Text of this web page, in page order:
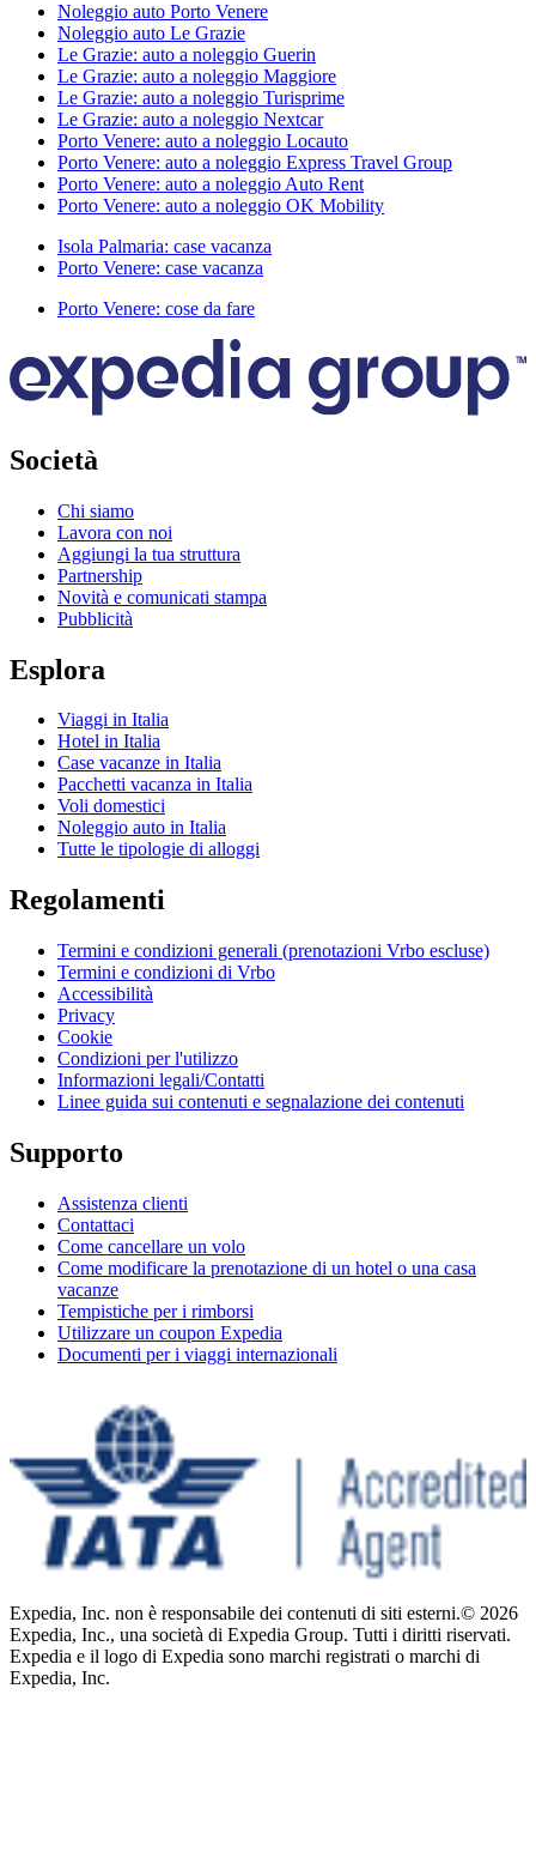
Noleggio auto Porto Venere
Noleggio auto Le Grazie
Le Grazie: auto a noleggio Guerin
Le Grazie: auto a noleggio Maggiore
Le Grazie: auto a noleggio Turisprime
Le Grazie: auto a noleggio Nextcar
Porto Venere: auto a noleggio Locauto
Porto Venere: auto a noleggio Express Travel Group
Porto Venere: auto a noleggio Auto Rent
Porto Venere: auto a noleggio OK Mobility
Isola Palmaria: case vacanza
Porto Venere: case vacanza
Porto Venere: cose da fare
Società
Chi siamo
Lavora con noi
Aggiungi la tua struttura
Partnership
Novità e comunicati stampa
Pubblicità
Esplora
Viaggi in Italia
Hotel in Italia
Case vacanze in Italia
Pacchetti vacanza in Italia
Voli domestici
Noleggio auto in Italia
Tutte le tipologie di alloggi
Regolamenti
Termini e condizioni generali (prenotazioni Vrbo escluse)
Termini e condizioni di Vrbo
Accessibilità
Privacy
Cookie
Condizioni per l'utilizzo
Informazioni legali/Contatti
Linee guida sui contenuti e segnalazione dei contenuti
Supporto
Assistenza clienti
Contattaci
Come cancellare un volo
Come modificare la prenotazione di un hotel o una casa
vacanze
Tempistiche per i rimborsi
Utilizzare un coupon Expedia
Documenti per i viaggi internazionali
Expedia, Inc. non è responsabile dei contenuti di siti esterni.© 2026
Expedia, Inc., una società di Expedia Group. Tutti i diritti riservati.
Expedia e il logo di Expedia sono marchi registrati o marchi di
Expedia, Inc.